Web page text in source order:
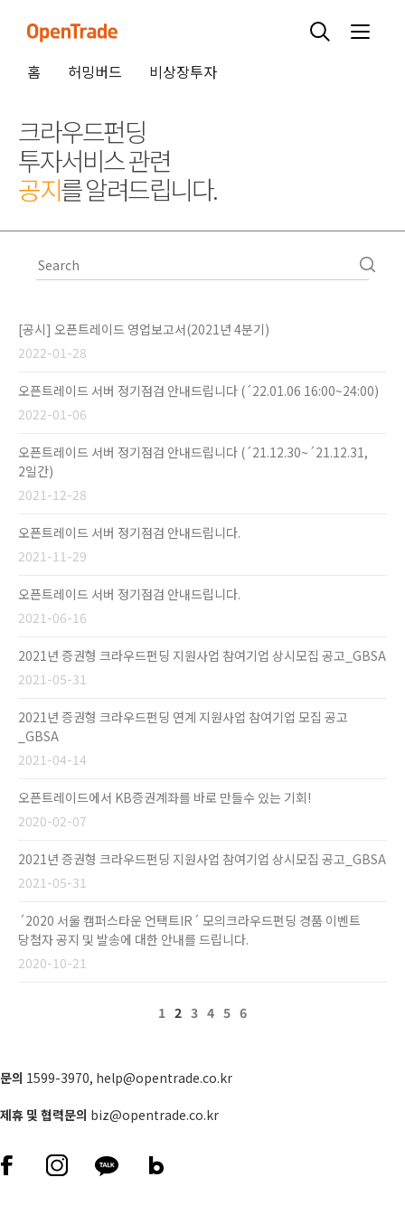
홈 허밍버드 비상장투자
크라우드펀딩
투자서비스 관련
공지를 알려드립니다.
[공시] 오픈트레이드 영업보고서(2021년 4분기)
2022-01-28
오픈트레이드 서버 정기점검 안내드립니다 (´22.01.06 16:00~24:00)
2022-01-06
오픈트레이드 서버 정기점검 안내드립니다 (´21.12.30~´21.12.31,
2일간)
2021-12-28
오픈트레이드 서버 정기점검 안내드립니다.
2021-11-29
오픈트레이드 서버 정기점검 안내드립니다.
2021-06-16
2021년 증권형 크라우드펀딩 지원사업 참여기업 상시모집 공고_GBSA
2021-05-31
2021년 증권형 크라우드펀딩 연계 지원사업 참여기업 모집 공고
_GBSA
2021-04-14
오픈트레이드에서 KB증권계좌를 바로 만들수 있는 기회!
2020-02-07
2021년 증권형 크라우드펀딩 지원사업 참여기업 상시모집 공고_GBSA
2021-05-31
´2020 서울 캠퍼스타운 언택트IR´ 모의크라우드펀딩 경품 이벤트
당첨자 공지 및 발송에 대한 안내를 드립니다.
2020-10-21
1 2 3 4 5 6
문의 1599-3970, help@opentrade.co.kr
제휴 및 협력문의 biz@opentrade.co.kr